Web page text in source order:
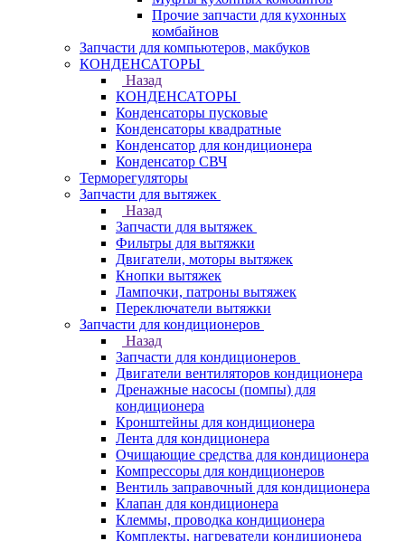
Прочие запчасти для кухонных
комбайнов
Запчасти для компьютеров, макбуков
КОНДЕНСАТОРЫ
Назад
КОНДЕНСАТОРЫ
Конденсаторы пусковые
Конденсаторы квадратные
Конденсатор для кондиционера
Конденсатор СВЧ
Терморегуляторы
Запчасти для вытяжек
Назад
Запчасти для вытяжек
Фильтры для вытяжки
Двигатели, моторы вытяжек
Кнопки вытяжек
Лампочки, патроны вытяжек
Переключатели вытяжки
Запчасти для кондиционеров
Назад
Запчасти для кондиционеров
Двигатели вентиляторов кондиционера
Дренажные насосы (помпы) для
кондиционера
Кронштейны для кондиционера
Лента для кондиционера
Очищающие средства для кондиционера
Компрессоры для кондиционеров
Вентиль заправочный для кондиционера
Клапан для кондиционера
Клеммы, проводка кондиционера
Комплекты, нагреватели кондиционера